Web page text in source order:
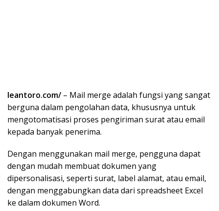
leantoro.com/ – Mail merge adalah fungsi yang sangat
berguna dalam pengolahan data, khususnya untuk
mengotomatisasi proses pengiriman surat atau email
kepada banyak penerima.
Dengan menggunakan mail merge, pengguna dapat
dengan mudah membuat dokumen yang
dipersonalisasi, seperti surat, label alamat, atau email,
dengan menggabungkan data dari spreadsheet Excel
ke dalam dokumen Word.